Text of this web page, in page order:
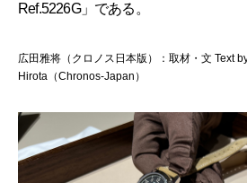
Ref.5226G」である。
広田雅将（クロノス日本版）：取材・文 Text
Hirota（Chronos-Japan）